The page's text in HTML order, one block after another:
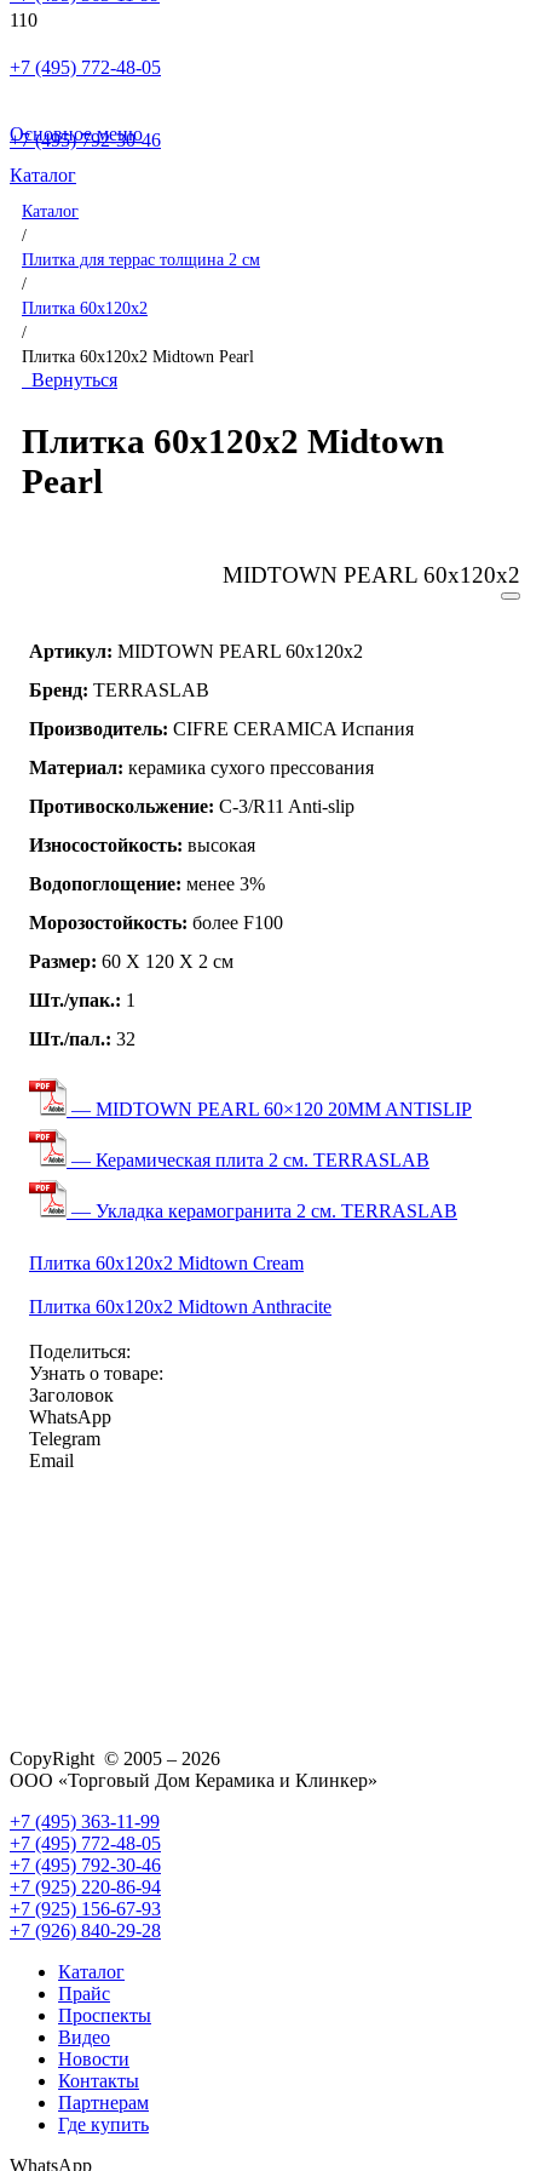
+7 (495) 772-48-05
+7 (495) 792-30-46
Основное меню
Каталог
Каталог
/
Плитка для террас толщина 2 см
/
Плитка 60x120x2
/
Плитка 60x120x2 Midtown Pearl
Вернуться
Плитка 60x120x2 Midtown
Pearl
MIDTOWN PEARL 60x120x2
Артикул: MIDTOWN PEARL 60x120x2
Бренд: TERRASLAB
Производитель: CIFRE CERAMICA Испания
Материал: керамика сухого прессования
Противоскольжение: C-3/R11 Anti-slip
Износостойкость: высокая
Водопоглощение: менее 3%
Морозостойкость: более F100
Размер: 60 Х 120 Х 2 см
Шт./упак.: 1
Шт./пал.: 32
— MIDTOWN PEARL 60×120 20MM ANTISLIP
— Керамическая плита 2 см. TERRASLAB
— Укладка керамогранита 2 см. TERRASLAB
Плитка 60x120x2 Midtown Cream
Плитка 60x120x2 Midtown Anthracite
Поделиться:
Узнать о товаре:
Заголовок
WhatsApp
Telegram
Email
CopyRight © 2005 – 2026
ООО «Торговый Дом Керамика и Клинкер»
+7 (495) 363-11-99
+7 (495) 772-48-05
+7 (495) 792-30-46
+7 (925) 220-86-94
+7 (925) 156-67-93
+7 (926) 840-29-28
Каталог
Прайс
Проспекты
Видео
Новости
Контакты
Партнерам
Где купить
WhatsApp